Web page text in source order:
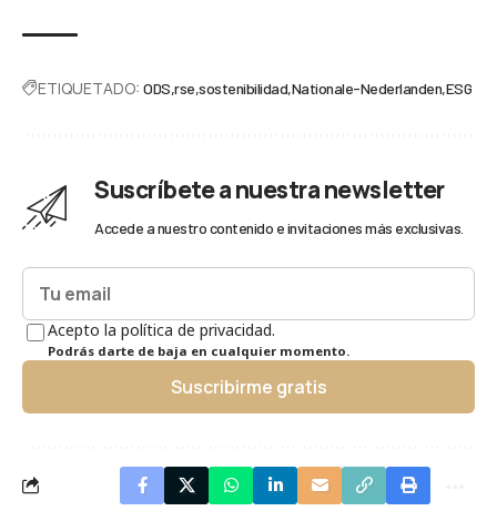
ETIQUETADO: ODS rse sostenibilidad Nationale-Nederlanden ESG
Suscríbete a nuestra newsletter
Accede a nuestro contenido e invitaciones más exclusivas.
Acepto la política de privacidad.
Podrás darte de baja en cualquier momento.
Suscribirme gratis